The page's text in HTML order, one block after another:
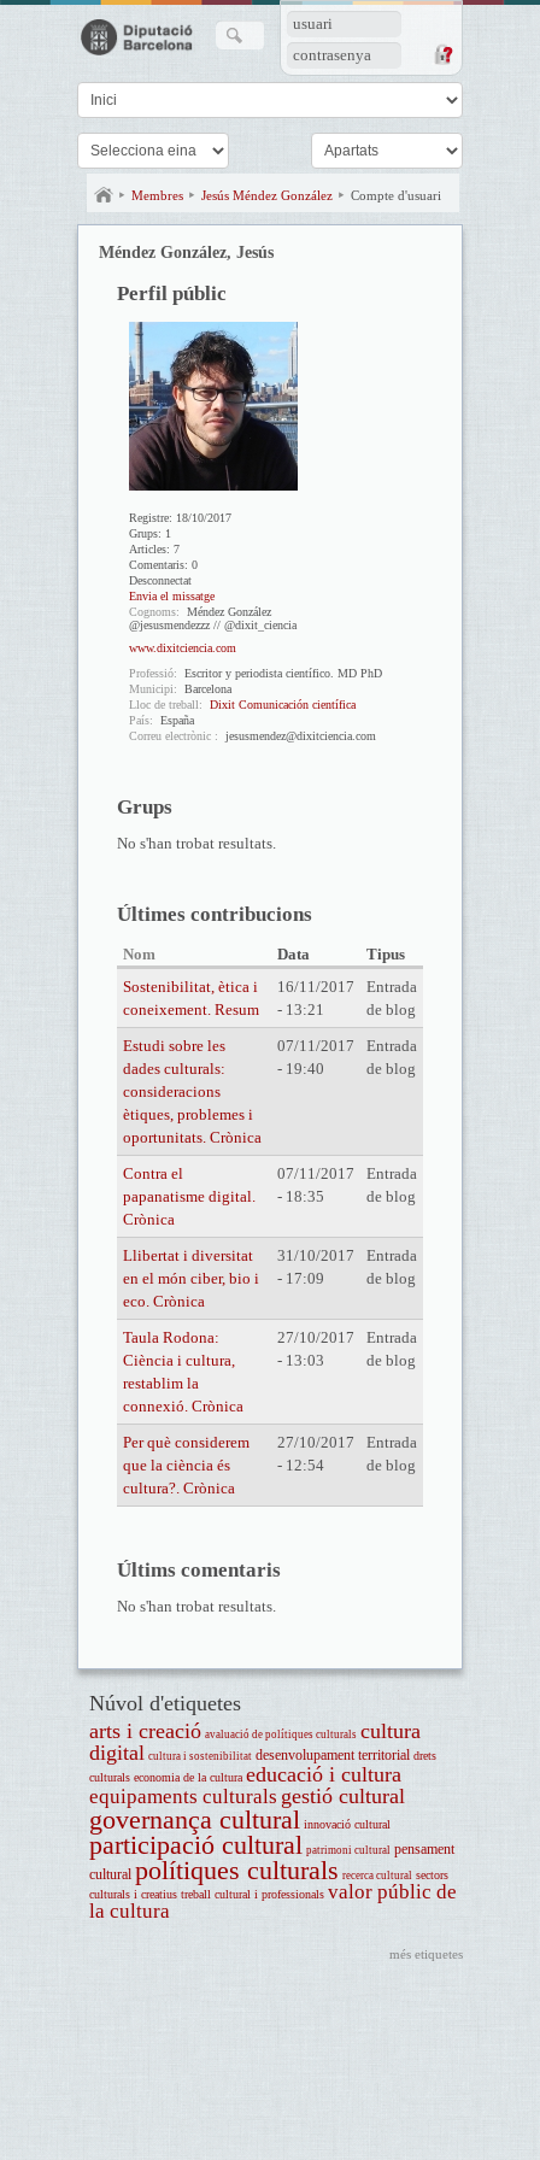
usuari
contrasenya
Membres Jesús Méndez González Compte d'usuari
Méndez González, Jesús
Perfil públic
Registre: 18/10/2017
Grups: 1
Articles: 7
Comentaris: 0
Desconnectat
Envia el missatge
Cognoms:
Méndez González
@jesusmendezzz // @dixit_ciencia
www.dixitciencia.com
Professió:
Escritor y periodista científico. MD PhD
Municipi:
Barcelona
Lloc de treball:
Dixit Comunicación científica
País:
España
Correu electrònic : jesusmendez@dixitciencia.com
Grups
No s'han trobat resultats.
Últimes contribucions
Nom Data
Tipus
Sostenibilitat, ètica i
coneixement. Resum
16/11/2017
- 13:21
Entrada
de blog
Estudi sobre les
dades culturals:
consideracions
ètiques, problemes i
oportunitats. Crònica
07/11/2017
- 19:40
Entrada
de blog
Contra el
papanatisme digital.
Crònica
07/11/2017
- 18:35
Entrada
de blog
Llibertat i diversitat
en el món ciber, bio i
eco. Crònica
31/10/2017
- 17:09
Entrada
de blog
Taula Rodona:
Ciència i cultura,
restablim la
connexió. Crònica
27/10/2017
- 13:03
Entrada
de blog
Per què considerem
que la ciència és
cultura?. Crònica
27/10/2017
- 12:54
Entrada
de blog
Últims comentaris
No s'han trobat resultats.
Núvol d'etiquetes
arts i creació avaluació de polítiques culturals cultura
digital cultura i sostenibilitat desenvolupament territorial drets
culturals economia de la cultura educació i cultura
equipaments culturals gestió cultural
governança cultural innovació cultural
participació cultural patrimoni cultural pensament
cultural polítiques culturals recerca cultural sectors
culturals i creatius treball cultural i professionals valor públic de
la cultura
més etiquetes